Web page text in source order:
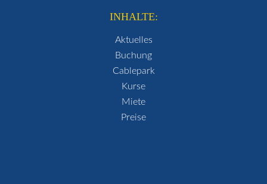
INHALTE:
Aktuelles
Buchung
Cablepark
Kurse
Miete
Preise